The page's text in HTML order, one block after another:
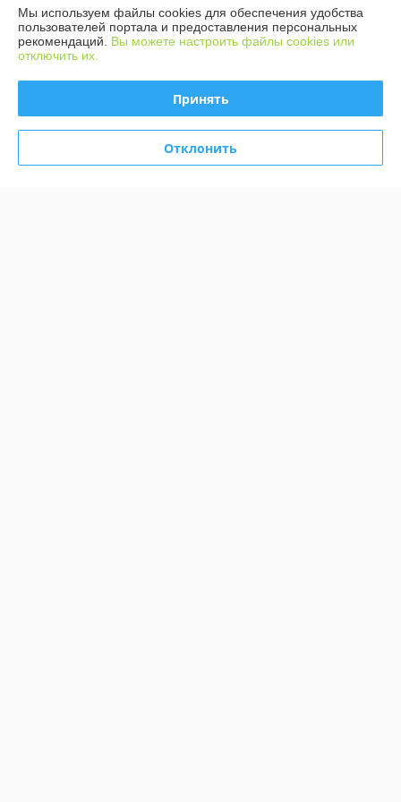
690 отзывов за всё время
08.08.2026
Покупатель
08.08.2026
Покупатель
Мы используем файлы cookies для обеспечения удобства
пользователей портала и предоставления персональных
рекомендаций. Вы можете настроить файлы cookies или
отключить их.
Принять
Отклонить